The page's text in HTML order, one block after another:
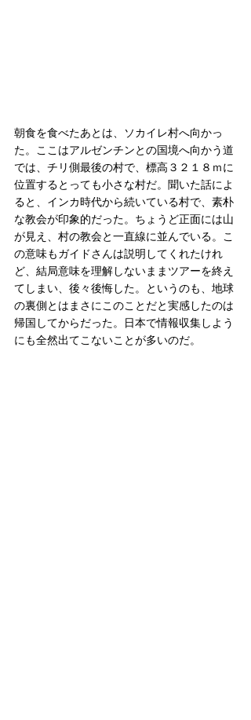
朝食を食べたあとは、ソカイレ村へ向かっ
た。ここはアルゼンチンとの国境へ向かう道
では、チリ側最後の村で、標高３２１８ｍに
位置するとっても小さな村だ。聞いた話によ
ると、インカ時代から続いている村で、素朴
な教会が印象的だった。ちょうど正面には山
が見え、村の教会と一直線に並んでいる。こ
の意味もガイドさんは説明してくれたけれ
ど、結局意味を理解しないままツアーを終え
てしまい、後々後悔した。というのも、地球
の裏側とはまさにこのことだと実感したのは
帰国してからだった。日本で情報収集しよう
にも全然出てこないことが多いのだ。